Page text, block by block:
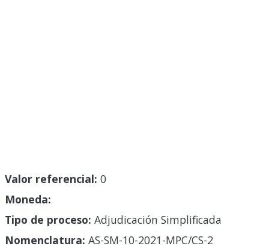
Valor referencial: 0
Moneda:
Tipo de proceso: Adjudicación Simplificada
Nomenclatura: AS-SM-10-2021-MPC/CS-2